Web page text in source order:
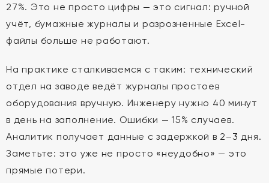
27%. Это не просто цифры — это сигнал: ручной
учёт, бумажные журналы и разрозненные Excel-
файлы больше не работают.
На практике сталкиваемся с таким: технический
отдел на заводе ведёт журналы простоев
оборудования вручную. Инженеру нужно 40 минут
в день на заполнение. Ошибки — 15% случаев.
Аналитик получает данные с задержкой в 2–3 дня.
Заметьте: это уже не просто «неудобно» — это
прямые потери.